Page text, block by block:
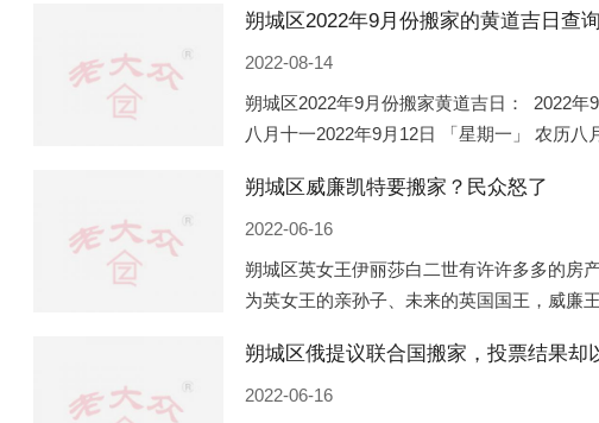
2022-08-14
朔城区2022年9月份搬家黄道吉日： 2022年
八月十一2022年9月12日 「星期一」 农历八
朔城区威廉凯特要搬家？民众怒了
2022-06-16
朔城区英女王伊丽莎白二世有许许多多的房
为英女王的亲孙子、未来的英国国王，威廉
是位于伦敦的肯辛顿宫，一处
朔城区俄提议联合国搬家，投票结果却
2022-06-16